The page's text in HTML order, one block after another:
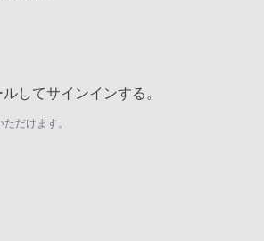
してサインインする。
だけます。